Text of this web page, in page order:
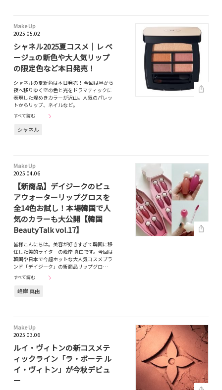
Make Up
2025.05.02
シャネル2025夏コスメ｜レ ベ
ージュの新色や大人気リップ
の限定色など本日発売！
シャネルの夏新色は本日発売！ 今回は昼から
夜へ移りゆく空の色と光をドラマティックに
表現した煌めきカラーが沢山。人気のパレッ
トからリップ、ネイルなど。
すべて読む
シャネル
Make Up
2025.04.06
【新商品】デイジークのピュ
アウォーターリップグロスを
全14色お試し！本場韓国で人
気のカラーも大公開【韓国
BeautyTalk vol.17】
皆様こんにちは。美容が好きすぎて韓国に移
住した美的ライターの峰岸 真由です。今回は
韓国や日本で今超ホットな大人気コスメブラ
ンド「デイジーク」の新商品リップグロ…
すべて読む
峰岸 真由
Make Up
2025.03.06
ルイ・ヴィトンの新コスメテ
ィックライン「ラ・ボーテ ル
イ・ヴィトン」が今秋デビュ
ー